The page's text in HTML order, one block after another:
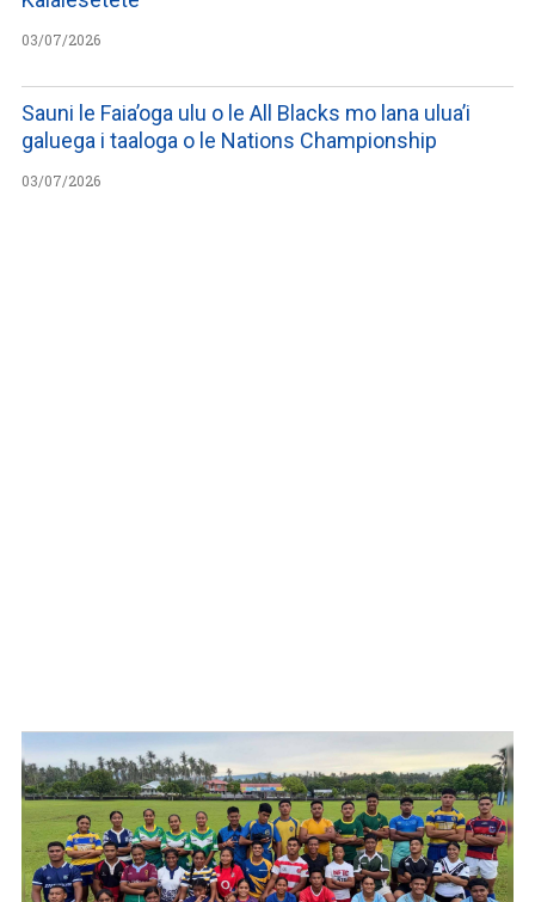
03/07/2026
Sauni le Faia’oga ulu o le All Blacks mo lana ulua’i
galuega i taaloga o le Nations Championship
03/07/2026